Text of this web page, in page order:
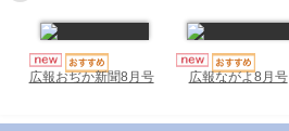
広報おぢか新聞8月号 広報ながよ8月号
ながよebooks